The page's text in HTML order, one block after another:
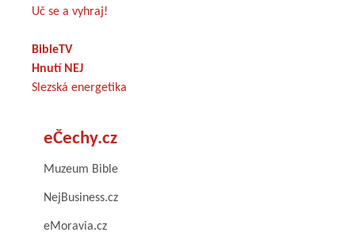
Uč se a vyhraj!
BibleTV
Hnutí NEJ
Slezská energetika
eČechy.cz
Muzeum Bible
NejBusiness.cz
eMoravia.cz